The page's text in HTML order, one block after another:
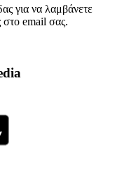
για να λαμβάνετε
στο email σας.